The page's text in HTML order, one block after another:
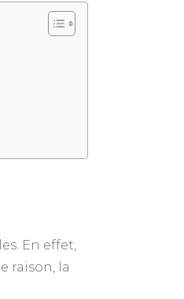
En effet,
raison, la